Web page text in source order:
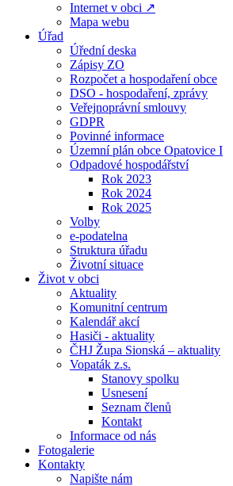
Internet v obci ↗
Mapa webu
Úřad
Úřední deska
Zápisy ZO
Rozpočet a hospodaření obce
DSO - hospodaření, zprávy
Veřejnoprávní smlouvy
GDPR
Povinné informace
Územní plán obce Opatovice I
Odpadové hospodářství
Rok 2023
Rok 2024
Rok 2025
Volby
e-podatelna
Struktura úřadu
Životní situace
Život v obci
Aktuality
Komunitní centrum
Kalendář akcí
Hasiči - aktuality
ČHJ Župa Sionská – aktuality
Vopaták z.s.
Stanovy spolku
Usnesení
Seznam členů
Kontakt
Informace od nás
Fotogalerie
Kontakty
Napište nám